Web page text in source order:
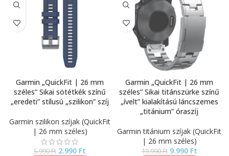
Garmin „QuickFit | 26 mm
széles” Sikai sötétkék színű
„eredeti” stílusú „szilikon” szíj
Garmin szilikon szíjak (QuickFit
| 26 mm széles)
5.990Ft 2.990 Ft
Garmin „QuickFit | 26 mm
széles” Sikai titánszürke színű
„ívelt” kialakítású láncszemes
„titánium” óraszíj
Garmin titánium szíjak (QuickFit
| 26 mm széles)
19.990Ft 9.990 Ft